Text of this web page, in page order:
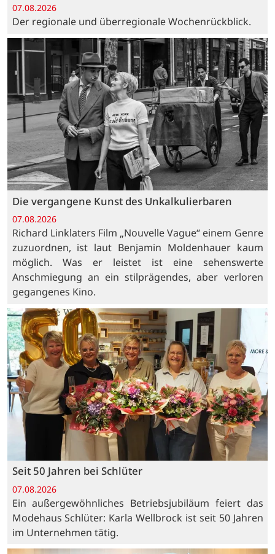
07.08.2026
Der regionale und überregionale Wochenrückblick.
Die vergangene Kunst des Unkalkulierbaren
07.08.2026
Richard Linklaters Film „Nouvelle Vague“ einem Genre
zuzuordnen, ist laut Benjamin Moldenhauer kaum
möglich. Was er leistet ist eine sehenswerte
Anschmiegung an ein stilprägendes, aber verloren
gegangenes Kino.
Seit 50 Jahren bei Schlüter
07.08.2026
Ein außergewöhnliches Betriebsjubiläum feiert das
Modehaus Schlüter: Karla Wellbrock ist seit 50 Jahren
im Unternehmen tätig.